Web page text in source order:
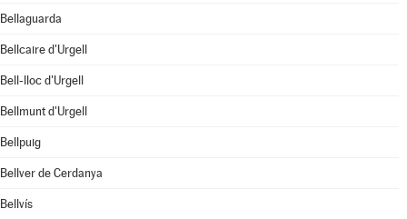
Bellaguarda
Bellcaire d'Urgell
Bell-lloc d'Urgell
Bellmunt d'Urgell
Bellpuig
Bellver de Cerdanya
Bellvís